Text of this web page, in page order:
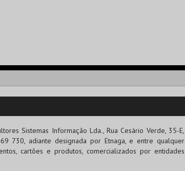
Sistemas Informação Lda., Rua Cesário Verde, 35-E,
730, adiante designada por Etnaga, e entre qualquer
cartões e produtos, comercializados por entidades